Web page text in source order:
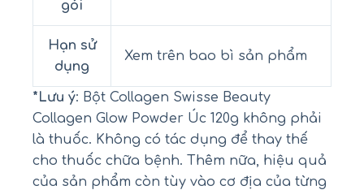
gói
Hạn sử
dụng
Xem trên bao bì sản phẩm
*Lưu ý: Bột Collagen Swisse Beauty
Collagen Glow Powder Úc 120g không phải
là thuốc. Không có tác dụng để thay thế
cho thuốc chữa bệnh. Thêm nữa, hiệu quả
của sản phẩm còn tùy vào cơ địa của từng